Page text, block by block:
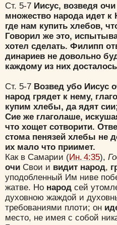
Ст. 5-7 Иисус, возведя
множество народа идет
где нам купить хлебов,
Говорил же это,
хотел сделать. Филипп
динариев не довольно
каждому из них
Ст. 5-7 Возвед убо Иисус
народ грядет к нему,
купим хлебы, да ядят сии;
Сие же глаголаше,
что хощет сотворити.
стома пенязей хлебы не
их мало что приимет.
Как в Самарии (Ин. 4:35),
очи Свои и видит народ,
уподобленный Им ниве
жатве. Но народ сей
духовною жаждой и
требованиями плоти; он
место, не имея с собой